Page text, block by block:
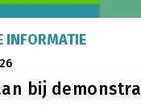
INFORMATIE
bij